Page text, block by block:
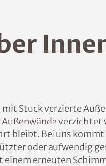
Stuck verzierte
verzichtet
bleibt. Bei uns
oder aufwendig
einem erneuten